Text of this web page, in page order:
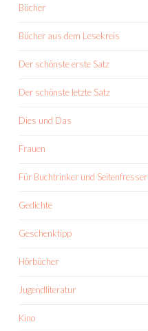
Bücher
Bücher aus dem Lesekreis
Der schönste erste Satz
Der schönste letzte Satz
Dies und Das
Frauen
Für Buchtrinker und Seitenfresser
Gedichte
Geschenktipp
Hörbücher
Jugendliteratur
Kino